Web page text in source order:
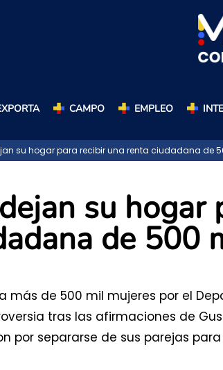
CAMPO EMPLEO
su hogar para recibir una renta ciudadana de
su hogar
de 500
más de 500 mil mujeres por el
tras las afirmaciones de
por separarse de sus parejas